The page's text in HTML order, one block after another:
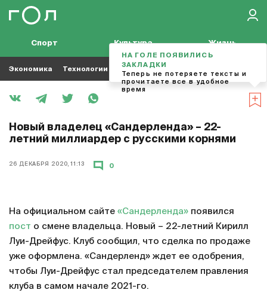
Спорт Культура Жизнь
Экономика Технологии Кино Футбол
Новый владелец «Сандерленда» – 22-
летний миллиардер с русскими корнями
26 ДЕКАБРЯ 2020, 11:13 0
На официальном сайте «Сандерленда» появился
пост о смене владельца. Новый – 22-летний Кирилл
Луи-Дрейфус. Клуб сообщил, что сделка по продаже
уже оформлена. «Сандерленд» ждет ее одобрения,
чтобы Луи-Дрейфус стал председателем правления
клуба в самом начале 2021-го.
НА ГОЛЕ ПОЯВИЛИСЬ
ЗАКЛАДКИ
Теперь не потеряете тексты и
прочитаете все в удобное
время